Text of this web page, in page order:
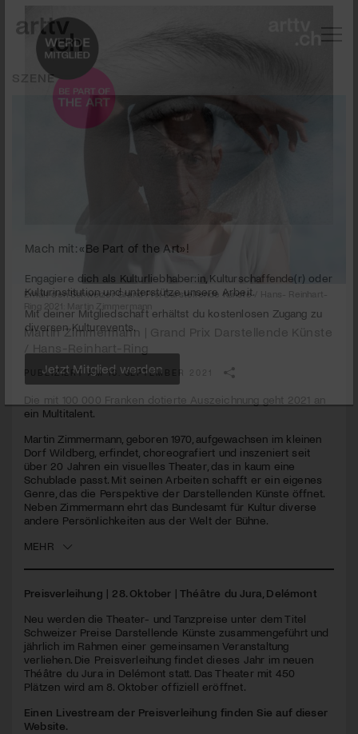
SZENE
Erhält den Schweizer Grand Prix Darstellende Künste / Hans- Reinhart-
Ring 2021: Martin Zimmermann
Martin Zimmermann | Grand Prix Darstellende Künste
/ Hans-Reinhart-Ring
PUBLIZIERT AM 16. SEPTEMBER 2021
Die mit 100 000 Franken dotierte Auszeichnung geht 2021 an
ein Multitalent.
Martin Zimmermann, geboren 1970, aufgewachsen im kleinen
Dorf Wildberg, erfindet, choreografiert und inszeniert seit
über 20 Jahren ein visuelles Theater, das in kaum eine
Schublade passt. Mit seinen Arbeiten schafft er ein eigenes
Genre, das die Perspektive der Darstellenden Künste öffnet.
Neben Zimmermann ehrt das Bundesamt für Kultur diverse
andere Persönlichkeiten aus der Welt der Bühne.
MEHR
Preisverleihung | 28. Oktober | Théâtre du Jura, Delémont
Neu werden die Theater- und Tanzpreise unter dem Titel
Schweizer Preise Darstellende Künste zusammengeführt und
jährlich im Rahmen einer gemeinsamen Veranstaltung
verliehen. Die Preisverleihung findet dieses Jahr im neuen
Théâtre du Jura in Delémont statt. Das Theater mit 450
Plätzen wird am 8. Oktober offiziell eröffnet.
Einen Livestream der Preisverleihung finden Sie auf dieser
Website.
Mach mit: «Be Part of the Art»!
Engagiere dich als Kulturliebhaber:in, Kulturschaffende(r) oder
Kulturinstitution und unterstütze unsere Arbeit.
Mit deiner Mitgliedschaft erhältst du kostenlosen Zugang zu
diversen Kulturevents.
Jetzt Mitglied werden